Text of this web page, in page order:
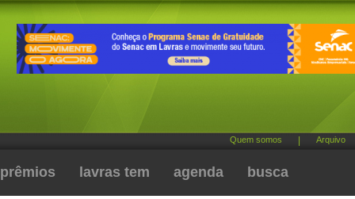
Quem somos Arquivo
prêmios lavras tem agenda busca